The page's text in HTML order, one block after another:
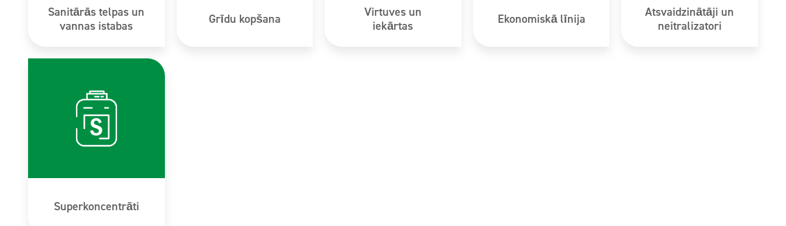
Sanitārās telpas un
vannas istabas
Grīdu kopšana
Virtuves un
iekārtas
Ekonomiskā līnija
Atsvaidzinātāji un
neitralizatori
Superkoncentrāti